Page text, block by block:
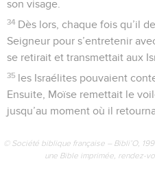
son visage.
34 Dès lors, chaque fois qu’il
Seigneur pour s’entretenir
se retirait et transmettait aux
35 les Israélites pouvaient
Ensuite, Moïse remettait le
jusqu’au moment où il
© Société biblique française – Bibli’O,
une Bible imprimée, rendez-